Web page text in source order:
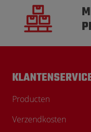
Producten
Verzendkosten